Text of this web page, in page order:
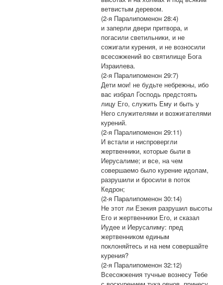
ветвистым деревом.
(2-я Паралипоменон 28:4)
и заперли двери притвора, и
погасили светильники, и не
сожигали курения, и не возносили
всесожжений во святилище Бога
Израилева.
(2-я Паралипоменон 29:7)
Дети мои! не будьте небрежны, ибо
вас избрал Господь предстоять
лицу Его, служить Ему и быть у
Него служителями и возжигателями
курений.
(2-я Паралипоменон 29:11)
И встали и ниспровергли
жертвенники, которые были в
Иерусалиме; и все, на чем
совершаемо было курение идолам,
разрушили и бросили в поток
Кедрон;
(2-я Паралипоменон 30:14)
Не этот ли Езекия разрушил высоты
Его и жертвенники Его, и сказал
Иудее и Иерусалиму: пред
жертвенником единым
поклоняйтесь и на нем совершайте
курения?
(2-я Паралипоменон 32:12)
Всесожжения тучные вознесу Тебе